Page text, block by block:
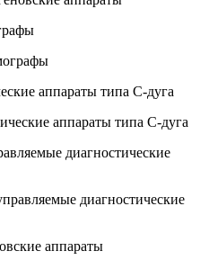
аппараты типа C-дуга
диагностические
аппараты